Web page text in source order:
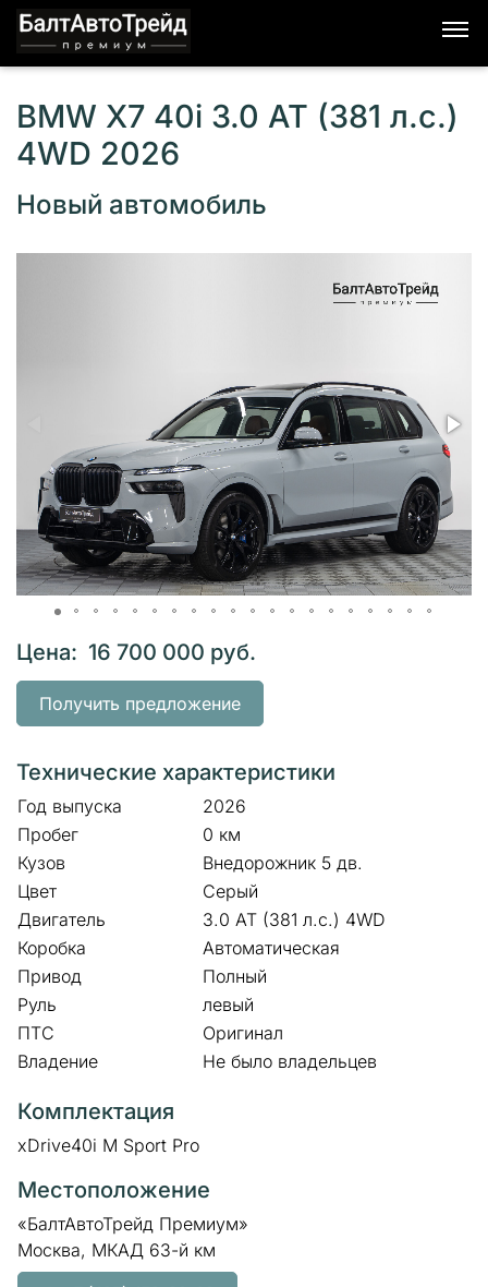
BMW X7 40i 3.0 AT (381 л.с.)
4WD 2026
Новый автомобиль
Цена: 16 700 000 руб.
Получить предложение
Технические характеристики
Год выпуска
2026
Пробег
0 км
Кузов
Внедорожник 5 дв.
Цвет
Серый
Двигатель
3.0 AT (381 л.с.) 4WD
Коробка
Автоматическая
Привод
Полный
Руль
левый
ПТС
Оригинал
Владение
Не было владельцев
Комплектация
xDrive40i M Sport Pro
Местоположение
«БалтАвтоТрейд Премиум»
Москва, МКАД 63-й км